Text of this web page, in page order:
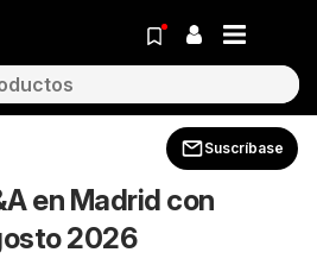
Suscríbase
en Madrid con
2026